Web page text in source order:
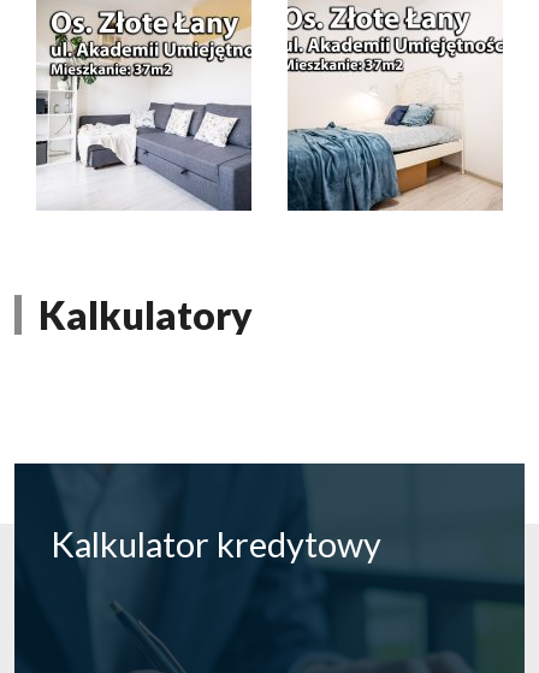
Kalkulatory
Kalkulator kredytowy